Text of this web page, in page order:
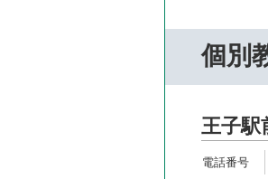
個別
王子駅